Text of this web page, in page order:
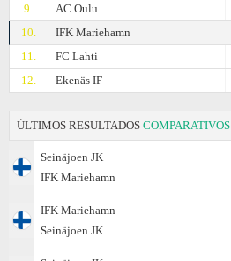
9.
AC Oulu
10.
IFK Mariehamn
11.
FC Lahti
12.
Ekenäs IF
ÚLTIMOS RESULTADOS COMPARATIVOS
Seinäjoen JK
IFK Mariehamn
IFK Mariehamn
Seinäjoen JK